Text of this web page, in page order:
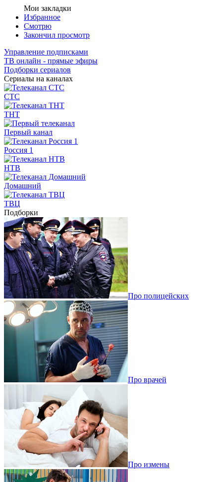
Мои закладки
Избранное
Смотрю
Закончил просмотр
Управление подписками
ТВ онлайн - прямые эфиры
Подборки сериалов
Сериалы на каналах
СТС
ТНТ
Первый канал
Россия 1
НТВ
Домашний
ТВЦ
Подборки
Про полицейских
Про врачей
Про измены